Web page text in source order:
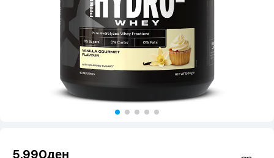
5.990ден